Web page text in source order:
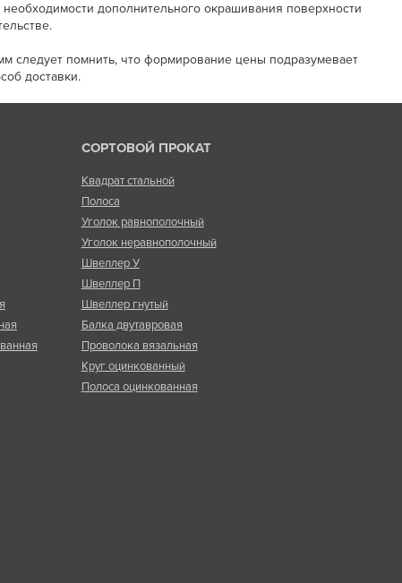
дополнительного окрашивания поверхности
следует помнить, что формирование цены подразумевает
доставки.
СОРТОВОЙ ПРОКАТ
Квадрат стальной
Полоса
Уголок равнополочный
Уголок неравнополочный
Швеллер У
Швеллер П
Швеллер гнутый
Балка двутавровая
Проволока вязальная
Круг оцинкованный
Полоса оцинкованная